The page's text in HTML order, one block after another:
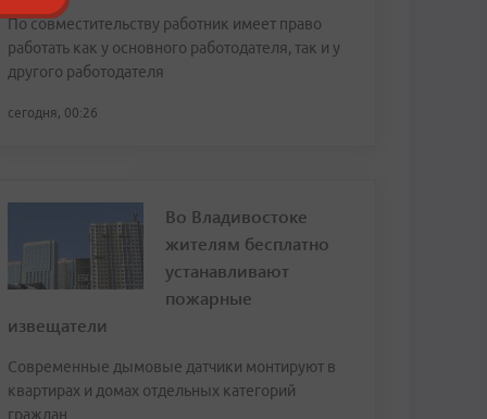
По совместительству работник имеет право
работать как у основного работодателя, так и у
другого работодателя
сегодня, 00:26
Во Владивостоке
жителям бесплатно
устанавливают
пожарные
извещатели
Современные дымовые датчики монтируют в
квартирах и домах отдельных категорий
граждан